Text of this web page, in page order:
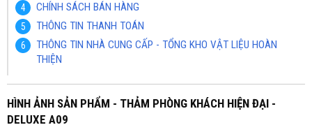
CHÍNH SÁCH BÁN HÀNG
THÔNG TIN THANH TOÁN
THÔNG TIN NHÀ CUNG CẤP - TỔNG KHO VẬT LIỆU HOÀN
THIỆN
HÌNH ẢNH SẢN PHẨM - THẢM PHÒNG KHÁCH HIỆN ĐẠI -
DELUXE A09